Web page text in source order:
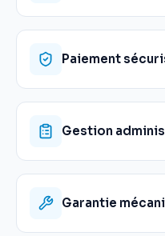
Paiement
Gestion
Garantie